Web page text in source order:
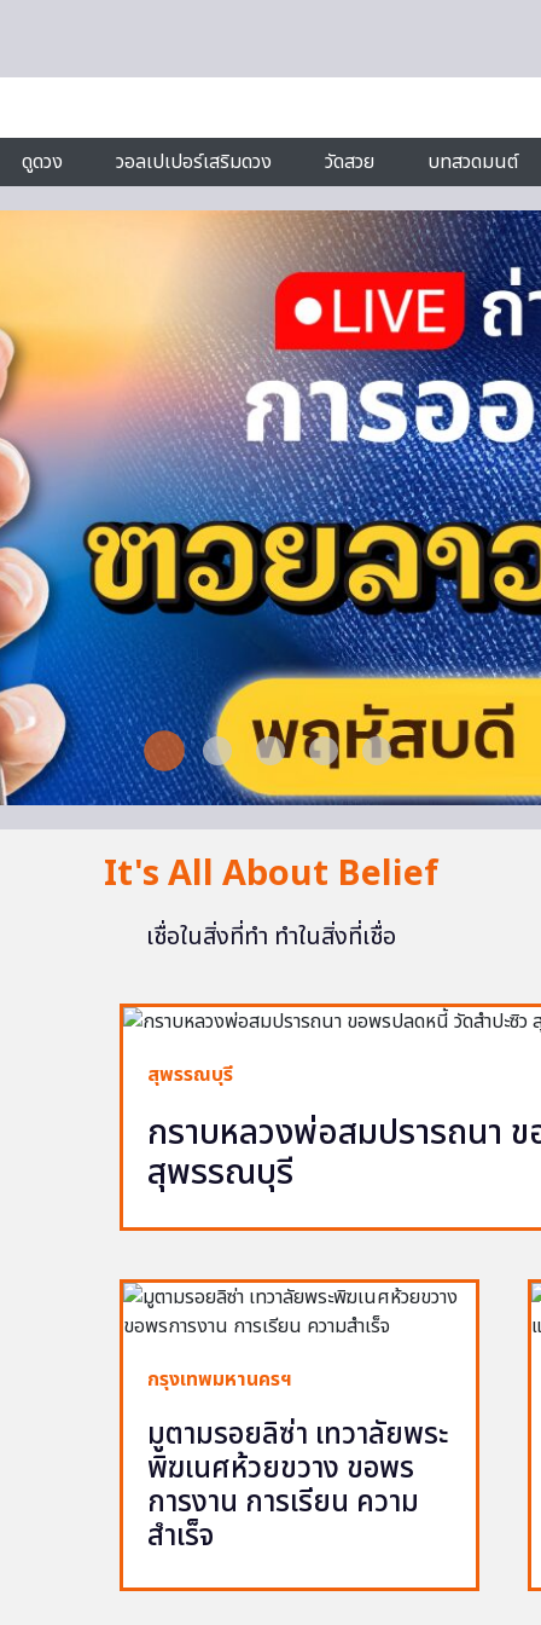
ดูดวง วอลเปเปอร์เสริมดวง วัดสวย บทสวดมนต์
It's All About Belief
เชื่อในสิ่งที่ทำ ทำในสิ่งที่เชื่อ
สุพรรณบุรี
กราบหลวงพ่อสมปรารถนา
สุพรรณบุรี
กรุงเทพมหานครฯ
มูตามรอยลิซ่า เทวาลัยพระ
พิฆเนศห้วยขวาง ขอพร
การงาน การเรียน ความ
สำเร็จ